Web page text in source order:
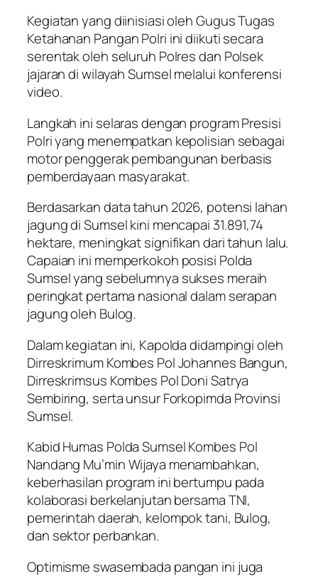
Kegiatan yang diinisiasi oleh Gugus Tugas
Ketahanan Pangan Polri ini diikuti secara
serentak oleh seluruh Polres dan Polsek
jajaran di wilayah Sumsel melalui konferensi
video.
Langkah ini selaras dengan program Presisi
Polri yang menempatkan kepolisian sebagai
motor penggerak pembangunan berbasis
pemberdayaan masyarakat.
Berdasarkan data tahun 2026, potensi lahan
jagung di Sumsel kini mencapai 31.891,74
hektare, meningkat signifikan dari tahun lalu.
Capaian ini memperkokoh posisi Polda
Sumsel yang sebelumnya sukses meraih
peringkat pertama nasional dalam serapan
jagung oleh Bulog.
Dalam kegiatan ini, Kapolda didampingi oleh
Dirreskrimum Kombes Pol Johannes Bangun,
Dirreskrimsus Kombes Pol Doni Satrya
Sembiring, serta unsur Forkopimda Provinsi
Sumsel.
Kabid Humas Polda Sumsel Kombes Pol
Nandang Mu’min Wijaya menambahkan,
keberhasilan program ini bertumpu pada
kolaborasi berkelanjutan bersama TNI,
pemerintah daerah, kelompok tani, Bulog,
dan sektor perbankan.
Optimisme swasembada pangan ini juga